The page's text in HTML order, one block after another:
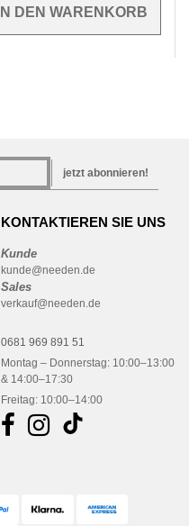
jetzt abonnieren!
KONTAKTIEREN SIE UNS
Kunde
kunde@needen.de
Sales
verkauf@needen.de
0681 969 891 51
Montag – Donnerstag: 10:00–13:00
& 14:00–17:30
Freitag: 10:00–14:00